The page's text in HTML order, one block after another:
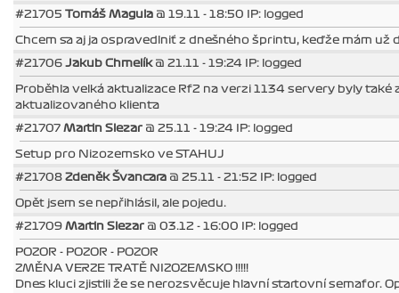
#21705 Tomáš Magula @ 19.11 - 18:50 IP: logged
Chcem sa aj ja ospravedlniť z dnešného šprintu, keďže mám
#21706 Jakub Chmelík@ 21.11 - 19:24 IP: logged
Proběhla velká aktualizace Rf2 na verzi 1134 servery byly
aktualizovaného klienta
#21707 Martin Slezar @ 25.11 - 19:24 IP: logged
Setup pro Nizozemsko ve STAHUJ
#21708 Zdeněk Švancara @ 25.11 - 21:52 IP: logged
Opět jsem se nepřihlásil, ale pojedu.
#21709 Martin Slezar @ 03.12 - 16:00 IP: logged
POZOR - POZOR - POZOR
ZMĚNA VERZE TRATĚ NIZOZEMSKO !!!!!
Dnes kluci zjistili že se nerozsvěcuje hlavní startovní semafor.